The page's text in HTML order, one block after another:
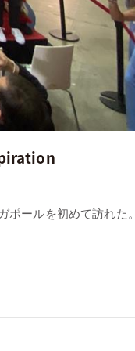
ポールを初めて訪れた。